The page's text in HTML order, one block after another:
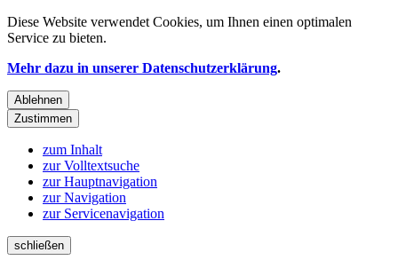
Diese Website verwendet Cookies, um Ihnen einen optimalen
Service zu bieten.
Mehr dazu in unserer Datenschutzerklärung.
Ablehnen
Zustimmen
zum Inhalt
zur Volltextsuche
zur Hauptnavigation
zur Navigation
zur Servicenavigation
schließen